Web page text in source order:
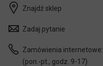
Znajdź sklep
Zadaj pytanie
Zamówienia internetowe:
(pon.-pt., godz. 9-17)